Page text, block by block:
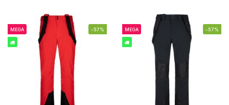
MEGA -57% MEGA -57%